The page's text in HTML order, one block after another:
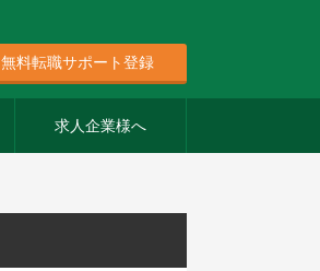
無料転職サポート登録
求人企業様へ